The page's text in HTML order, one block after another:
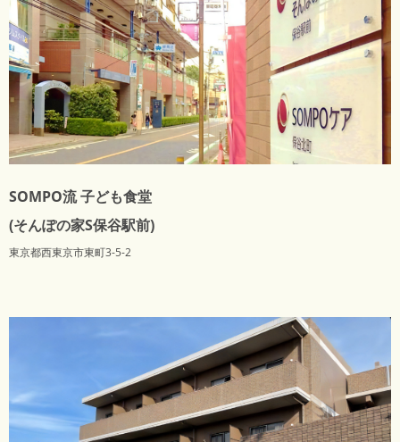
SOMPO流 子ども食堂
(そんぽの家S保谷駅前)
東京都西東京市東町3-5-2